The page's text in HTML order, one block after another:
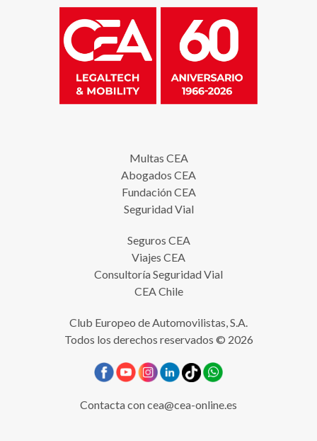
Multas CEA
Abogados CEA
Fundación CEA
Seguridad Vial
Seguros CEA
Viajes CEA
Consultoría Seguridad Vial
CEA Chile
Club Europeo de Automovilistas, S.A.
Todos los derechos reservados © 2026
Contacta concea@cea-online.es